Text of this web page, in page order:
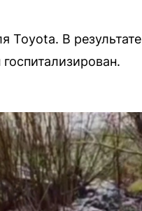
Toyota. В результате